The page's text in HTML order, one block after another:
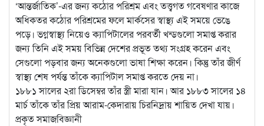
‘আন্তর্জাতিক’-এর জন্য কঠোর পরিশ্রম এবং তত্ত্বগত গবেষণার কাজে
অধিকতর কঠোর পরিশ্রমের ফলে মার্কসের স্বাস্থ্য এই সময়ে ভেঙে
পড়ে। ভগ্নস্বাস্থ্য নিয়েও ক্যাপিটালের পরবর্তী খন্ডগুলো সমাপ্ত করার
জন্য তিনি এই সময় বিভিন্ন দেশের প্রভূত তথ্য সংগ্রহ করেন এবং
সেগুলো পড়বার জন্য অনেকগুলো ভাষা শিক্ষা করেন। কিন্তু তাঁর জীর্ণ
স্বাস্থ্য শেষ পর্যন্ত তাঁকে ক্যাপিটাল সমাপ্ত করতে দেয় না।
১৮৮১ সালের ২রা ডিসেম্বর তাঁর স্ত্রী মারা যান। আর ১৮৮৩ সালের ১৪
মার্চ তাঁকে তাঁর প্রিয় আরাম-কেদারায় চিরনিদ্রায় শায়িত দেখা যায়।
প্রকৃত সমাজবিজ্ঞানী